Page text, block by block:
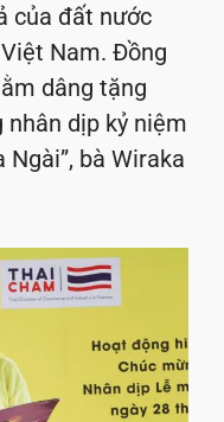
của đất nước
Nam. Đồng
dâng tặng
nhân dịp kỷ niệm
bà Wiraka